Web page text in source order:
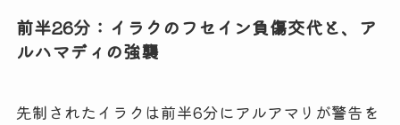
前半26分：イラクのフセイン負傷交代と、ア
ルハマディの強襲
先制されたイラクは前半6分にアルアマリが警告を